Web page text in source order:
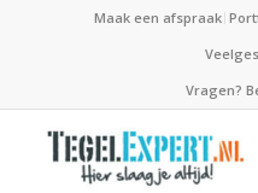
Maak een afspraak
Vragen?